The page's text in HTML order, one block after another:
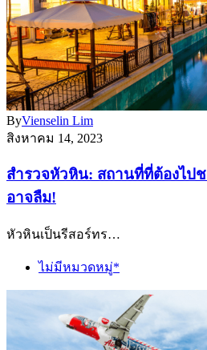
ByVienselin Lim
สิงหาคม 14, 2023
สำรวจหัวหิน: สถานที่ที่ต้องไป
อาจลืม!
หัวหินเป็นรีสอร์ทร…
ไม่มีหมวดหมู่*